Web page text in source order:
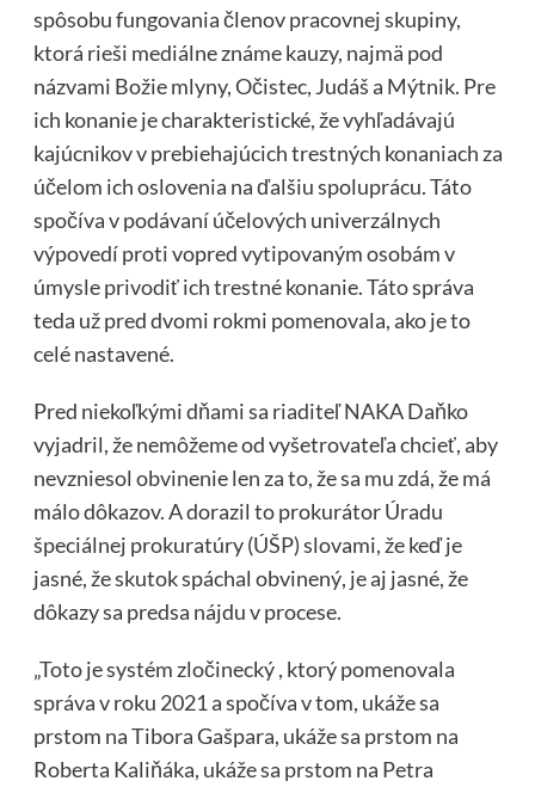
spôsobu fungovania členov pracovnej skupiny,
ktorá rieši mediálne známe kauzy, najmä pod
názvami Božie mlyny, Očistec, Judáš a Mýtnik. Pre
ich konanie je charakteristické, že vyhľadávajú
kajúcnikov v prebiehajúcich trestných konaniach za
účelom ich oslovenia na ďalšiu spoluprácu. Táto
spočíva v podávaní účelových univerzálnych
výpovedí proti vopred vytipovaným osobám v
úmysle privodiť ich trestné konanie. Táto správa
teda už pred dvomi rokmi pomenovala, ako je to
celé nastavené.
Pred niekoľkými dňami sa riaditeľ NAKA Daňko
vyjadril, že nemôžeme od vyšetrovateľa chcieť, aby
nevzniesol obvinenie len za to, že sa mu zdá, že má
málo dôkazov. A dorazil to prokurátor Úradu
špeciálnej prokuratúry (ÚŠP) slovami, že keď je
jasné, že skutok spáchal obvinený, je aj jasné, že
dôkazy sa predsa nájdu v procese.
„Toto je systém zločinecký , ktorý pomenovala
správa v roku 2021 a spočíva v tom, ukáže sa
prstom na Tibora Gašpara, ukáže sa prstom na
Roberta Kaliňáka, ukáže sa prstom na Petra